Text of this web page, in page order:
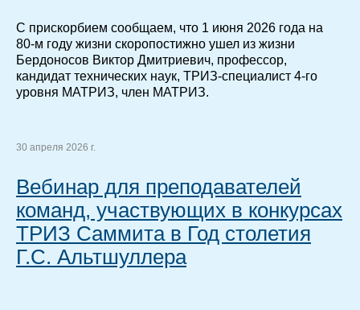
С прискорбием сообщаем, что 1 июня 2026 года на
80-м году жизни скоропостижно ушел из жизни
Бердоносов Виктор Дмитриевич, профессор,
кандидат технических наук, ТРИЗ-специалист 4-го
уровня МАТРИЗ, член МАТРИЗ.
30 апреля 2026 г.
Вебинар для преподавателей
команд, участвующих в конкурсах
ТРИЗ Саммита в Год столетия
Г.С. Альтшуллера